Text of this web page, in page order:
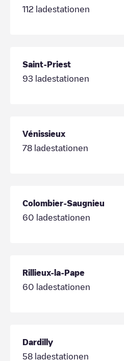
112 ladestationen
Saint-Priest
93 ladestationen
Vénissieux
78 ladestationen
Colombier-Saugnieu
60 ladestationen
Rillieux-la-Pape
60 ladestationen
Dardilly
58 ladestationen